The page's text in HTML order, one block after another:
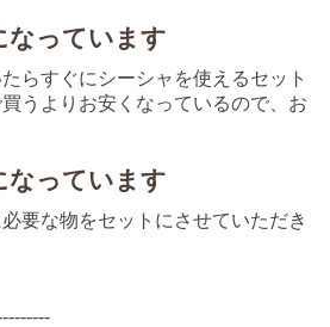
なっています
らすぐにシーシャを使えるセット
うよりお安くなっているので、お
なっています
要な物をセットにさせていただき